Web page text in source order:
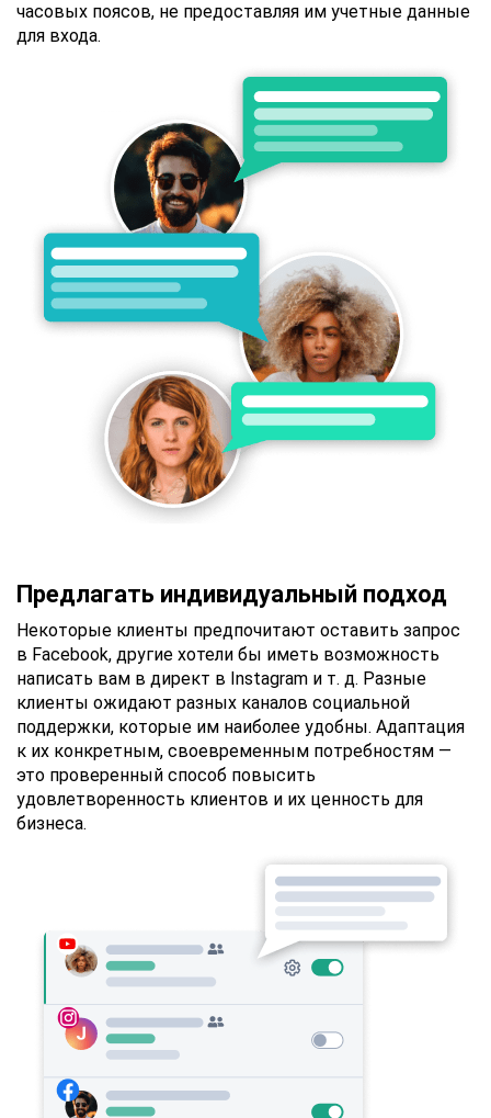
часовых поясов, не предоставляя им учетные данные
для входа.
Предлагать индивидуальный подход
Некоторые клиенты предпочитают оставить запрос
в Facebook, другие хотели бы иметь возможность
написать вам в директ в Instagram и т. д. Разные
клиенты ожидают разных каналов социальной
поддержки, которые им наиболее удобны. Адаптация
к их конкретным, своевременным потребностям —
это проверенный способ повысить
удовлетворенность клиентов и их ценность для
бизнеса.